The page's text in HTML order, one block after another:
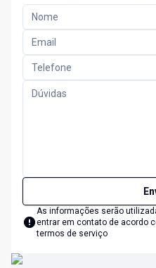
As informações serão
entrar em contato de acordo
termos de serviço